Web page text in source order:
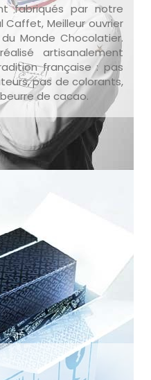
fabriqués par notre
Meilleur ouvrier
Monde Chocolatier.
artisanalement
française : pas
pas de colorants,
de cacao.